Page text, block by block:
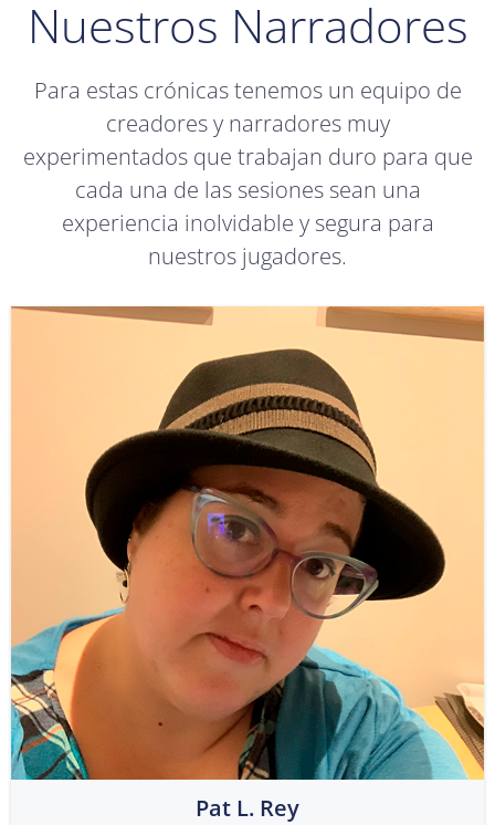
Nuestros Narradores
Para estas crónicas tenemos un equipo de
creadores y narradores muy
experimentados que trabajan duro para que
cada una de las sesiones sean una
experiencia inolvidable y segura para
nuestros jugadores.
Pat L. Rey